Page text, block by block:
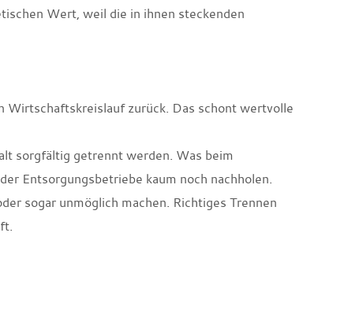
Wert, weil die in ihnen steckenden
zurück. Das schont wertvolle
sorgfältig getrennt werden. Was beim
Entsorgungsbetriebe kaum noch nachholen.
sogar unmöglich machen. Richtiges Trennen